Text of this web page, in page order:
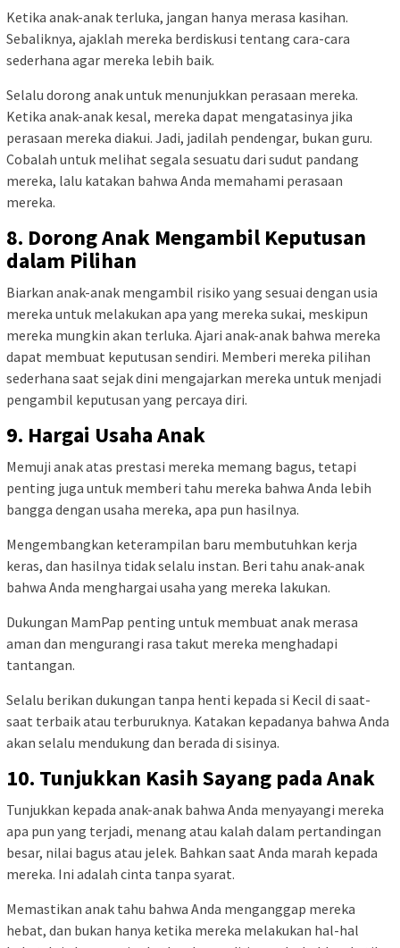
Ketika anak-anak terluka, jangan hanya merasa kasihan.
Sebaliknya, ajaklah mereka berdiskusi tentang cara-cara
sederhana agar mereka lebih baik.
Selalu dorong anak untuk menunjukkan perasaan mereka.
Ketika anak-anak kesal, mereka dapat mengatasinya jika
perasaan mereka diakui. Jadi, jadilah pendengar, bukan guru.
Cobalah untuk melihat segala sesuatu dari sudut pandang
mereka, lalu katakan bahwa Anda memahami perasaan
mereka.
8. Dorong Anak Mengambil Keputusan
dalam Pilihan
Biarkan anak-anak mengambil risiko yang sesuai dengan usia
mereka untuk melakukan apa yang mereka sukai, meskipun
mereka mungkin akan terluka. Ajari anak-anak bahwa mereka
dapat membuat keputusan sendiri. Memberi mereka pilihan
sederhana saat sejak dini mengajarkan mereka untuk menjadi
pengambil keputusan yang percaya diri.
9. Hargai Usaha Anak
Memuji anak atas prestasi mereka memang bagus, tetapi
penting juga untuk memberi tahu mereka bahwa Anda lebih
bangga dengan usaha mereka, apa pun hasilnya.
Mengembangkan keterampilan baru membutuhkan kerja
keras, dan hasilnya tidak selalu instan. Beri tahu anak-anak
bahwa Anda menghargai usaha yang mereka lakukan.
Dukungan MamPap penting untuk membuat anak merasa
aman dan mengurangi rasa takut mereka menghadapi
tantangan.
Selalu berikan dukungan tanpa henti kepada si Kecil di saat-
saat terbaik atau terburuknya. Katakan kepadanya bahwa Anda
akan selalu mendukung dan berada di sisinya.
10. Tunjukkan Kasih Sayang pada Anak
Tunjukkan kepada anak-anak bahwa Anda menyayangi mereka
apa pun yang terjadi, menang atau kalah dalam pertandingan
besar, nilai bagus atau jelek. Bahkan saat Anda marah kepada
mereka. Ini adalah cinta tanpa syarat.
Memastikan anak tahu bahwa Anda menganggap mereka
hebat, dan bukan hanya ketika mereka melakukan hal-hal